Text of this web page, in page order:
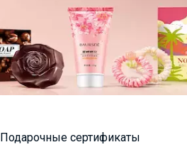
Подарочные сертификаты